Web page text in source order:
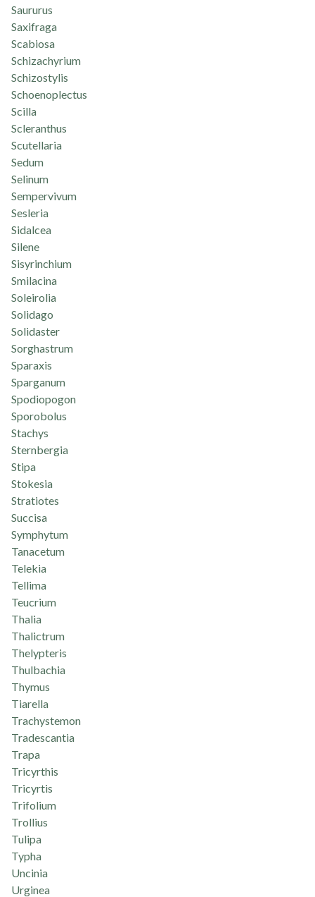
Saururus
Saxifraga
Scabiosa
Schizachyrium
Schizostylis
Schoenoplectus
Scilla
Scleranthus
Scutellaria
Sedum
Selinum
Sempervivum
Sesleria
Sidalcea
Silene
Sisyrinchium
Smilacina
Soleirolia
Solidago
Solidaster
Sorghastrum
Sparaxis
Sparganum
Spodiopogon
Sporobolus
Stachys
Sternbergia
Stipa
Stokesia
Stratiotes
Succisa
Symphytum
Tanacetum
Telekia
Tellima
Teucrium
Thalia
Thalictrum
Thelypteris
Thulbachia
Thymus
Tiarella
Trachystemon
Tradescantia
Trapa
Tricyrthis
Tricyrtis
Trifolium
Trollius
Tulipa
Typha
Uncinia
Urginea